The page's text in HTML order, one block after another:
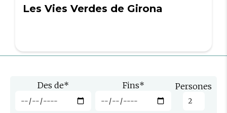
Les Vies Verdes de Girona
Des de* Fins* Persones